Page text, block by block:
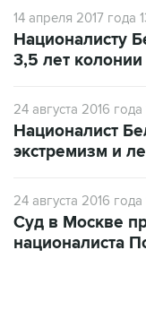
14 апреля 2017 года
Националисту
3,5 лет колонии
24 августа 2016 года
Националист
экстремизм и
24 августа 2016 года
Суд в Москве
националиста